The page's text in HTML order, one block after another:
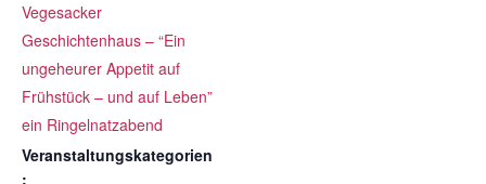
Vegesacker
Geschichtenhaus – “Ein
ungeheurer Appetit auf
Frühstück – und auf Leben”
ein Ringelnatzabend
Veranstaltungskategorien
: